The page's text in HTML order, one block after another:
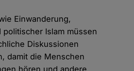
Einwanderung,
politischer Islam müssen
Diskussionen
damit die Menschen
hören und andere